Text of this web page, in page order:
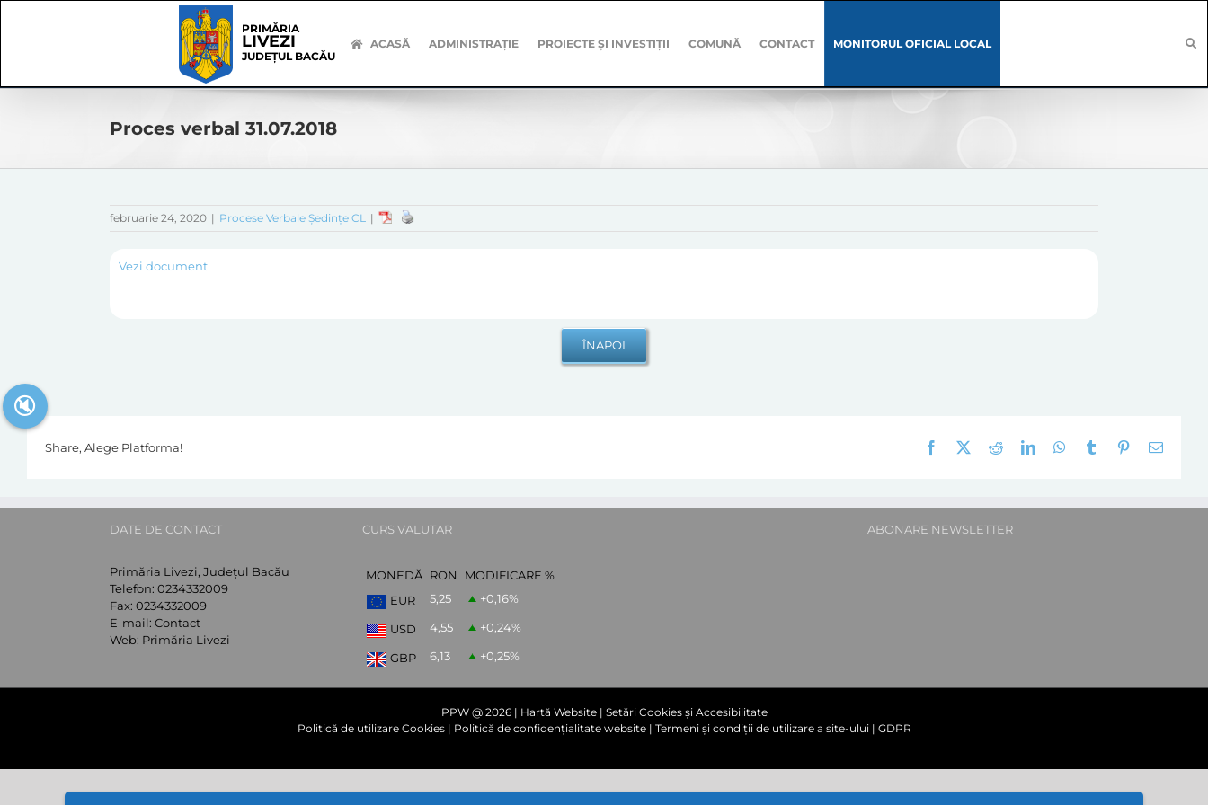
PRIMĂRIA
LIVEZI
JUDEȚUL BACĂU
ACASĂ ADMINISTRAȚIE PROIECTE ȘI INVESTIȚII COMUNĂ CONTACT MONITORUL OFICIAL LOCAL
Proces verbal 31.07.2018
februarie 24, 2020 | Procese Verbale Ședințe CL |
Vezi document
Share, Alege Platforma! Facebook RedditLinkedInWhatsApp
Tumblr Pinterest
E-
DATE DE CONTACT
Primăria Livezi, Județul Bacău
Telefon: 0234332009
Fax: 0234332009
E-mail: Contact
Web: Primăria Livezi
CURS VALUTAR
MONEDĂ RON
MODIFICARE %
EUR
5,25 +0,16%
USD 4,55 +0,24%
GBP 6,13 +0,25%
ABONARE NEWSLETTER
PPW @ 2026 | Hartă Website| Setări Cookies și Accesibilitate
Politică de utilizare Cookies| Politică de confidențialitate website| Termeni și condiții de utilizare a site-ului| GDPR
🔇